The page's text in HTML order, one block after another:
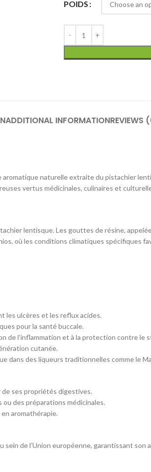
POIDS
ADDITIONAL INFORMATIONREVIEWS
naturelle extraite du pistachier
vertus médicinales, culinaires et
lentisque. Les gouttes de résine,
où les conditions climatiques spécifiques
les ulcères et les reflux acides.
pour la santé buccale.
de l’inflammation et à la protection contre le
cutanée.
dans des liqueurs traditionnelles comme le
de ses propriétés digestives.
des préparations médicinales.
aromathérapie.
sein de l’Union européenne, garantissant